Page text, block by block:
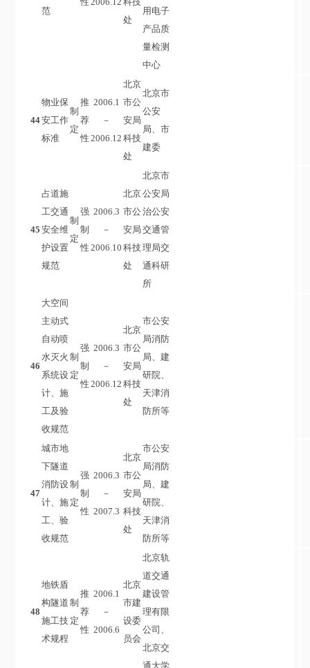
范
处
用电子
产品质
量检测
中心
44
物业保
安工作
标准
制
定
推
荐
性
2006.1
－
2006.12
北京
市公
安局
科技
处
北京市
公安
局、市
建委
45
占道施
工交通
安全维
护设置
规范
制
定
强
制
性
2006.3
－
2006.10
北京
市公
安局
科技
处
北京市
公安局
治公安
交通管
理局交
通科研
所
46
大空间
主动式
自动喷
水灭火
系统设
计、施
工及验
收规范
制
定
强
制
性
2006.3
－
2006.12
北京
市公
安局
科技
处
市公安
局消防
局、建
研院、
天津消
防所等
47
城市地
下隧道
消防设
计、施
工、验
收规范
制
定
强
制
性
2006.3
－
2007.3
北京
市公
安局
科技
处
市公安
局消防
局、建
研院、
天津消
防所等
48
地铁盾
构隧道
施工技
术规程
制
定
推
荐
性
2006.1
－
2006.6
北京
市建
设委
员会
北京轨
道交通
建设管
理有限
公司、
北京交
通大学